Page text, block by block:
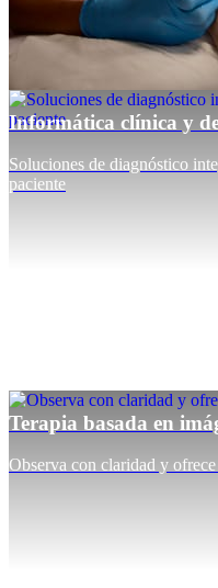
Informática clínica y
Soluciones de diagnóstico
paciente
Terapia basada en
Observa con claridad y